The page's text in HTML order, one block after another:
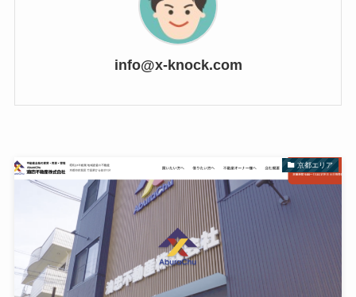
info@x-knock.com
京都エリア